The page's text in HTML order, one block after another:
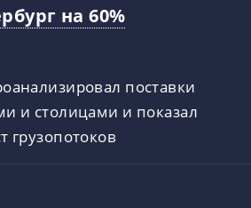
на 60%
поставки
и столицами и показал
грузопотоков